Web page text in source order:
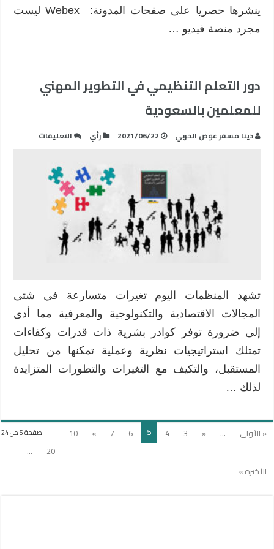
مغلقة
ينشرها حصريا على صفحات المدونة: Webex ليست
مجرد منصة فيديو …
دور التعلم التنظيمي في التطوير المهني
للمعلمين بالسعودية
دينا مسفر عوض الحربي 2021/06/22 رأي التعليقات
تشهد المنظمات اليوم تغيرات متسارعة في شتى
المجالات الاقتصادية والتكنولوجية والمعرفية مما أدى
إلى ضرورة توفر كوادر بشرية ذات قدرات وكفاءات
تمتلك استراتيجيات نظرية وعملية تمكنها من تحليل
المستقبل، والتكيف مع التغيرات والتطورات المتزايدة
لذلك …
صفحة 5 من 24 « الأولى ...
«
3
4
5
6
7
»
10
20
...
الأخيرة »